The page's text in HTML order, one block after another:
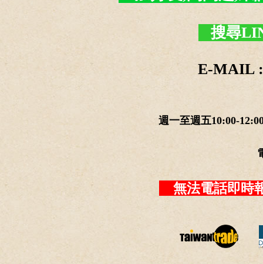
搜尋
E-MAIL :
週一至週五10:00-
無法電話即